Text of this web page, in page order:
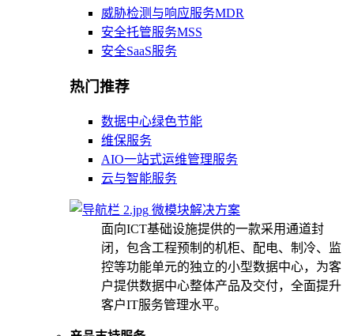
威胁检测与响应服务MDR
安全托管服务MSS
安全SaaS服务
热门推荐
数据中心绿色节能
维保服务
AIO一站式运维管理服务
云与智能服务
微模块解决方案
面向ICT基础设施提供的一款采用通道封
闭，包含工程预制的机柜、配电、制冷、监
控等功能单元的独立的小型数据中心，为客
户提供数据中心整体产品及交付，全面提升
客户IT服务管理水平。